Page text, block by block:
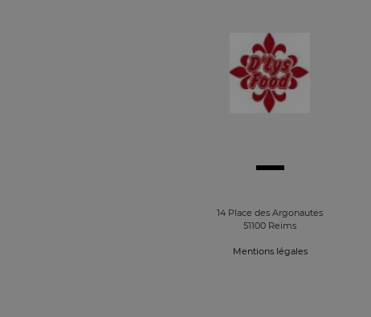
14 Place des Argonautes
51100 Reims
Mentions légales